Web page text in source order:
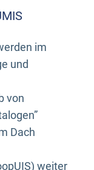
im
und
von
Dach
weiter